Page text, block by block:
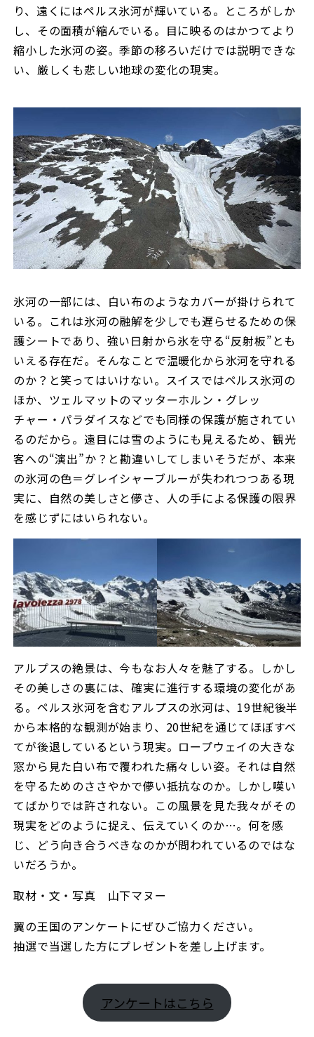
り、遠くにはペルス氷河が輝いている。ところがしか
し、その面積が縮んでいる。目に映るのはかつてより
縮小した氷河の姿。季節の移ろいだけでは説明できな
い、厳しくも悲しい地球の変化の現実。
氷河の一部には、白い布のようなカバーが掛けられて
いる。これは氷河の融解を少しでも遅らせるための保
護シートであり、強い日射から氷を守る“反射板”とも
いえる存在だ。そんなことで温暖化から氷河を守れる
のか？と笑ってはいけない。スイスではペルス氷河の
ほか、ツェルマットのマッターホルン・グレッ
チャー・パラダイスなどでも同様の保護が施されてい
るのだから。遠目には雪のようにも見えるため、観光
客への“演出”か？と勘違いしてしまいそうだが、本来
の氷河の色＝グレイシャーブルーが失われつつある現
実に、自然の美しさと儚さ、人の手による保護の限界
を感じずにはいられない。
アルプスの絶景は、今もなお人々を魅了する。しかし
その美しさの裏には、確実に進行する環境の変化があ
る。ペルス氷河を含むアルプスの氷河は、19世紀後半
から本格的な観測が始まり、20世紀を通じてほぼすべ
てが後退しているという現実。ロープウェイの大きな
窓から見た白い布で覆われた痛々しい姿。それは自然
を守るためのささやかで儚い抵抗なのか。しかし嘆い
てばかりでは許されない。この風景を見た我々がその
現実をどのように捉え、伝えていくのか…。何を感
じ、どう向き合うべきなのかが問われているのではな
いだろうか。
取材・文・写真 山下マヌー
翼の王国のアンケートにぜひご協力ください。
抽選で当選した方にプレゼントを差し上げます。
アンケートはこちら